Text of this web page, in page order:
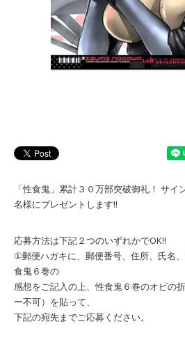
「性食鬼」累計３０万部突破御礼！ サイ
名様にプレゼントします!!
応募方法は下記２つのいずれかでOK!!
①郵便ハガキに、郵便番号、住所、氏名
食鬼６巻の
感想をご記入の上、性食鬼６巻のオビの
ー不可）を貼って、
下記の宛先までご応募ください。